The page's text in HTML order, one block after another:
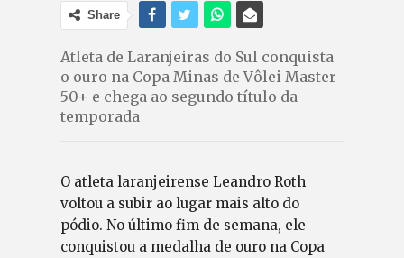
Share
Atleta de Laranjeiras do Sul conquista
o ouro na Copa Minas de Vôlei Master
50+ e chega ao segundo título da
temporada
O atleta laranjeirense Leandro Roth
voltou a subir ao lugar mais alto do
pódio. No último fim de semana, ele
conquistou a medalha de ouro na Copa